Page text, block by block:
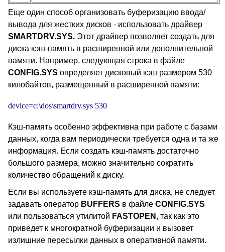
Еще один способ организовать буферизацию ввода/
вывода для жестких дисков - использовать драйвер
SMARTDRV.SYS. Этот драйвер позволяет создать для
диска кэш-память в расширенной или дополнительной
памяти. Например, следующая строка в файле
CONFIG.SYS определяет дисковый кэш размером 530
килобайтов, размещенный в расширенной памяти:
device=c:\dos\smartdrv.sys 530
Кэш-память особенно эффективна при работе с базами
данных, когда вам периодически требуется одна и та же
информация. Если создать кэш-память достаточно
большого размера, можно значительно сократить
количество обращений к диску.
Если вы используете кэш-память для диска, не следует
задавать оператор BUFFERS в файле CONFIG.SYS
или пользоваться утилитой FASTOPEN , так как это
приведет к многократной буферизации и вызовет
излишние пересылки данных в оперативной памяти.